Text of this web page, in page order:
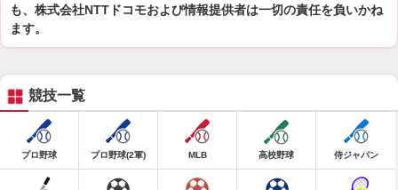
も、株式会社NTTドコモおよび情報提供者は一切の責任を負いかね
ます。
競技一覧
プロ野球 プロ野球(2軍) MLB 高校野球 侍ジャパン